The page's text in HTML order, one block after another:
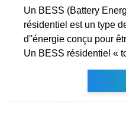
Un BESS (Battery
résidentiel est un type
d''énergie conçu pour
Un BESS résidentiel «